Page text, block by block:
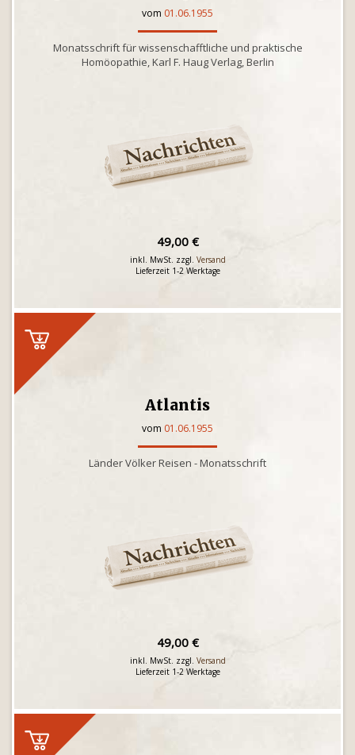
vom 01.06.1955
Monatsschrift für wissenschafftliche und praktische
Homöopathie, Karl F. Haug Verlag, Berlin
49,00 €
inkl. MwSt. zzgl. Versand
Lieferzeit 1-2 Werktage
Atlantis
vom 01.06.1955
Länder Völker Reisen - Monatsschrift
49,00 €
inkl. MwSt. zzgl. Versand
Lieferzeit 1-2 Werktage